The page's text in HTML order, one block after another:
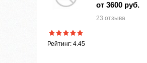
Рейтинг: 4.45
от 3600 руб.
23 отзыва